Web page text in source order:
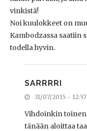
vinkistä!
Noi kuulokkeet on
Kambodzassa saatiin
todella hyvin.
SARRRRI
31/07/2015 - 12:57
Vihdoinkin toinen
tänään aloittaa